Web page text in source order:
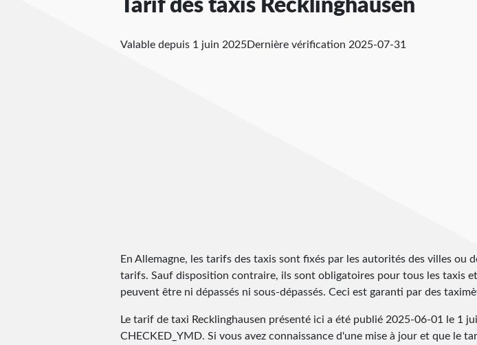
Tarif des taxis Recklinghausen
Valable depuis 1 juin 2025Dernière vérification 2025-07-31
En Allemagne, les tarifs des taxis sont fixés par les autorités des villes
tarifs. Sauf disposition contraire, ils sont obligatoires pour tous les taxis
peuvent être ni dépassés ni sous-dépassés. Ceci est garanti par des
Le tarif de taxi Recklinghausen présenté ici a été publié 2025-06-01
le 1
CHECKED_YMD. Si vous avez connaissance d'une mise à jour et que le